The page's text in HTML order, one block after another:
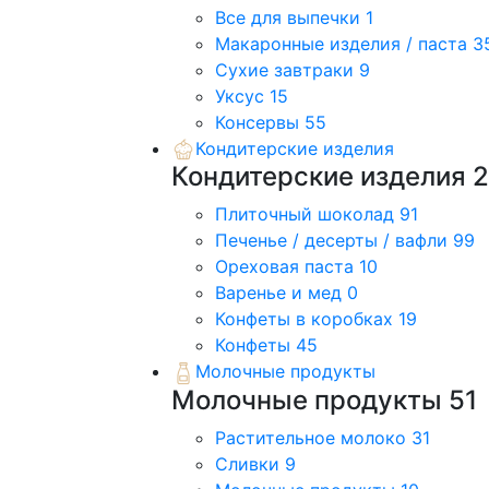
Все для выпечки 1
Макаронные изделия / паста
Сухие завтраки 9
Уксус 15
Консервы 55
Кондитерские изделия
Кондитерские изделия
Плиточный шоколад 91
Печенье / десерты / вафли 99
Ореховая паста 10
Варенье и мед 0
Конфеты в коробках 19
Конфеты 45
Молочные продукты
Молочные продукты 51
Растительное молоко 31
Сливки 9